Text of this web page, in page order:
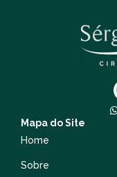
Mapa do Site
Home
Sobre